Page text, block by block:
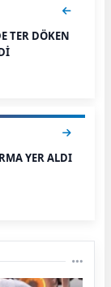
TER DÖKEN
YER ALDI